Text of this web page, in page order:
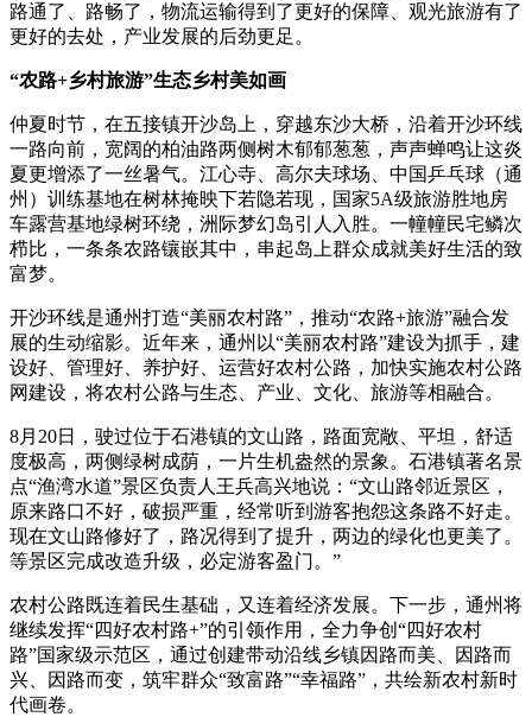
路通了、路畅了，物流运输得到了更好的保障、观光旅游有了
更好的去处，产业发展的后劲更足。
“农路+乡村旅游”生态乡村美如画
仲夏时节，在五接镇开沙岛上，穿越东沙大桥，沿着开沙环线
一路向前，宽阔的柏油路两侧树木郁郁葱葱，声声蝉鸣让这炎
夏更增添了一丝暑气。江心寺、高尔夫球场、中国乒乓球（通
州）训练基地在树林掩映下若隐若现，国家5A级旅游胜地房
车露营基地绿树环绕，洲际梦幻岛引人入胜。一幢幢民宅鳞次
栉比，一条条农路镶嵌其中，串起岛上群众成就美好生活的致
富梦。
开沙环线是通州打造“美丽农村路”，推动“农路+旅游”融合发
展的生动缩影。近年来，通州以“美丽农村路”建设为抓手，建
设好、管理好、养护好、运营好农村公路，加快实施农村公路
网建设，将农村公路与生态、产业、文化、旅游等相融合。
8月20日，驶过位于石港镇的文山路，路面宽敞、平坦，舒适
度极高，两侧绿树成荫，一片生机盎然的景象。石港镇著名景
点“渔湾水道”景区负责人王兵高兴地说：“文山路邻近景区，
原来路口不好，破损严重，经常听到游客抱怨这条路不好走。
现在文山路修好了，路况得到了提升，两边的绿化也更美了。
等景区完成改造升级，必定游客盈门。”
农村公路既连着民生基础，又连着经济发展。下一步，通州将
继续发挥“四好农村路+”的引领作用，全力争创“四好农村
路”国家级示范区，通过创建带动沿线乡镇因路而美、因路而
兴、因路而变，筑牢群众“致富路”“幸福路”，共绘新农村新时
代画卷。